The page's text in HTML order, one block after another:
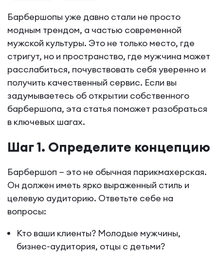
Барбершопы уже давно стали не просто
модным трендом, а частью современной
мужской культуры. Это не только место, где
стригут, но и пространство, где мужчина может
расслабиться, почувствовать себя уверенно и
получить качественный сервис. Если вы
задумываетесь об открытии собственного
барбершопа, эта статья поможет разобраться
в ключевых шагах.
Шаг 1. Определите концепцию
Барбершоп — это не обычная парикмахерская.
Он должен иметь ярко выраженный стиль и
целевую аудиторию. Ответьте себе на
вопросы:
Кто ваши клиенты? Молодые мужчины,
бизнес-аудитория, отцы с детьми?